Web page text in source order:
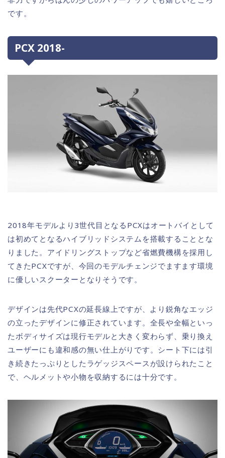
です。
PCX 2018-
2018年モデルより3世代目となるPCXはオートバイとして
は初めてとなるハイブリッドシステムを搭載することとな
りました。アイドリングストップなど省燃費機構を採用し
てきたPCXですが、今回のモデルチェンジでますます環境
に優しいスクーターとなりそうです。
デザインは先代PCXの延長線上ですが、より鋭角なエッジ
の立ったデザインに修正されています。全長や全幅といっ
たボディサイズは現行モデルと大きく変わらず、乗り換え
ユーザーにも違和感の無い仕上がりです。シート下には引
き続きたっぷりとしたラゲッジスペースが設けられたこと
で、ヘルメットや小物を収納するには十分です。